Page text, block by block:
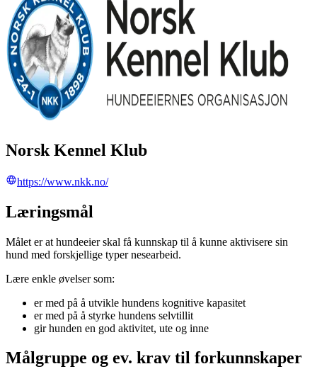
Norsk Kennel Klub
https://www.nkk.no/
Læringsmål
Målet er at hundeeier skal få kunnskap til å kunne aktivisere sin
hund med forskjellige typer nesearbeid.
Lære enkle øvelser som:
er med på å utvikle hundens kognitive kapasitet
er med på å styrke hundens selvtillit
gir hunden en god aktivitet, ute og inne
Målgruppe og ev. krav til forkunnskaper